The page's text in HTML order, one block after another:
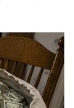
ಬಗ್ಗೆ ಹೆಚ್ಚು
ನಾವು